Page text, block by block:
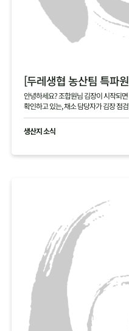
안녕하세요? 조합원님 김장이 시작되
확인하고 있는, 채소 담당자가 김장 점
니다 .
생산지 소식